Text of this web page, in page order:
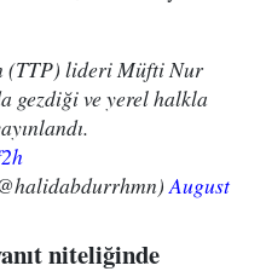
(TTP) lideri Müfti Nur
gezdiği ve yerel halkla
August
niteliğinde